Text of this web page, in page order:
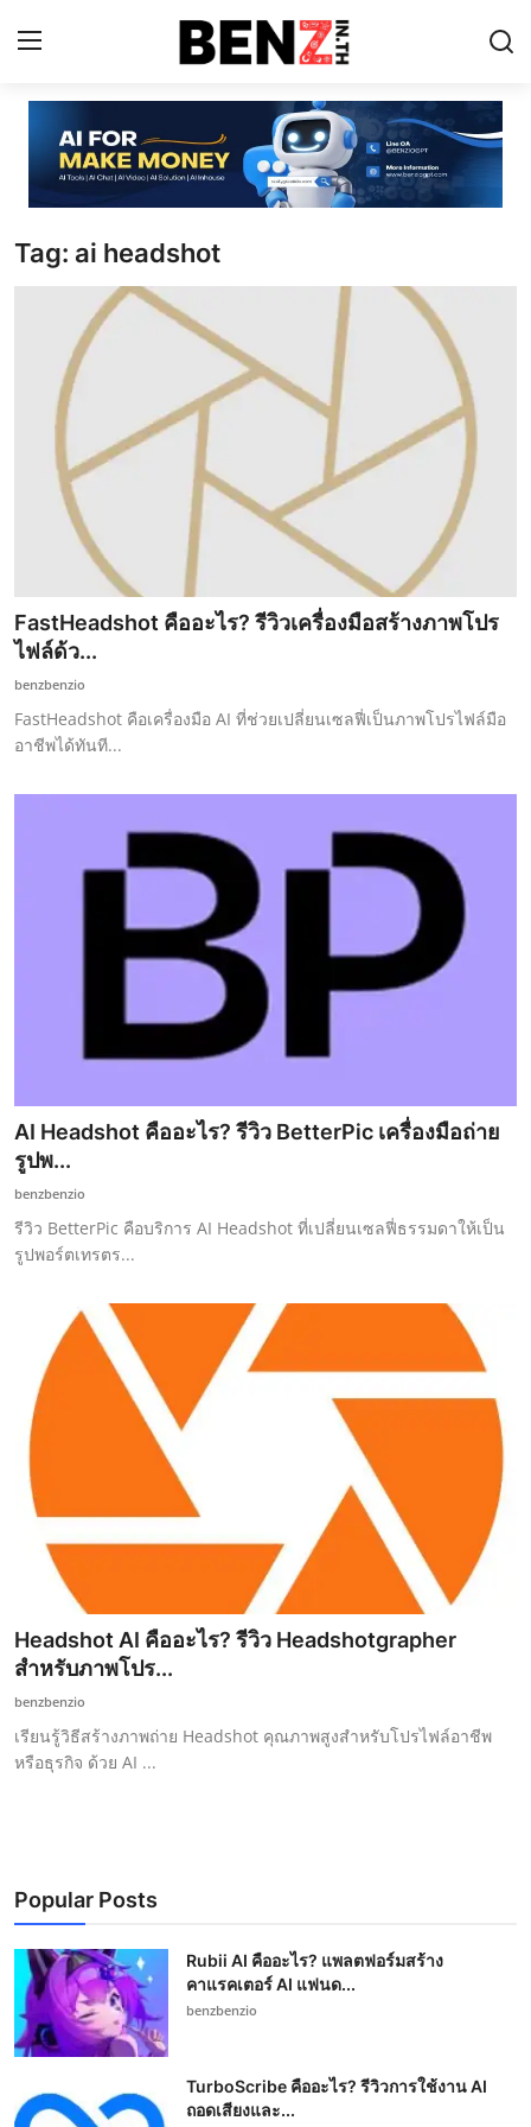
Home
Contact
AI Tools
ChatGPT Prompts
ข่าว AI รอบโลก
ThaiGPT Builder
คอร์สเรียน ChatGPT
Tag: ai headshot
FastHeadshot คืออะไร? รีวิวเครื่องมือสร้างภาพโปร
ไฟล์ด้ว...
benzbenzio
FastHeadshot คือเครื่องมือ AI ที่ช่วยเปลี่ยนเซลฟี่เป็นภาพโปรไฟล์มือ
อาชีพได้ทันที...
AI Headshot คืออะไร? รีวิว BetterPic เครื่องมือถ่าย
รูปพ...
benzbenzio
รีวิว BetterPic คือบริการ AI Headshot ที่เปลี่ยนเซลฟี่ธรรมดาให้เป็น
รูปพอร์ตเทรตร...
Headshot AI คืออะไร? รีวิว Headshotgrapher
สำหรับภาพโปร...
benzbenzio
เรียนรู้วิธีสร้างภาพถ่าย Headshot คุณภาพสูงสำหรับโปรไฟล์อาชีพ
หรือธุรกิจ ด้วย AI ...
Popular Posts
Rubii AI คืออะไร? แพลตฟอร์มสร้าง
คาแรคเตอร์ AI แฟนด...
benzbenzio
TurboScribe คืออะไร? รีวิวการใช้งาน AI
ถอดเสียงและ...